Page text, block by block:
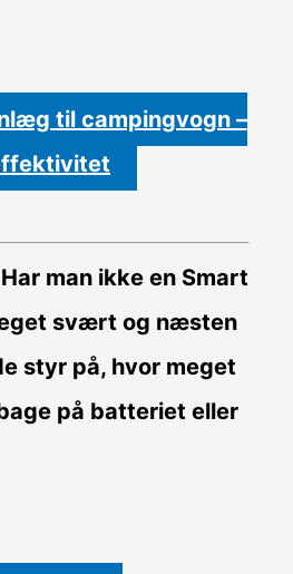
til campingvogn –
man ikke en Smart
svært og næsten
styr på, hvor meget
på batteriet eller